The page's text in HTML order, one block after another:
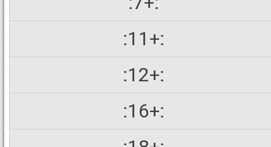
:11+:
:12+:
:16+: